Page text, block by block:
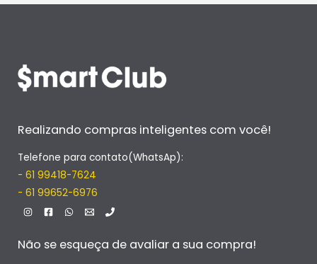
Realizando compras inteligentes com você!
Telefone para contato(WhatsAp):
- 61 99418-7624
- 61 99652-6976
Não se esqueça de avaliar a sua compra!